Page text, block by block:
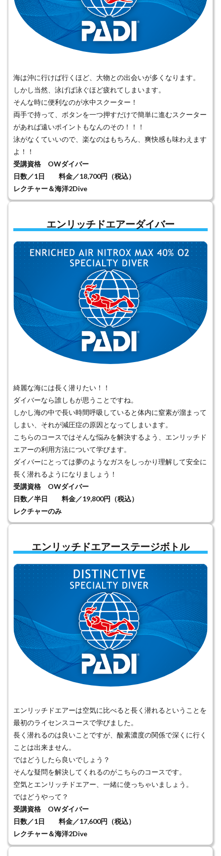
海は沖に行けば行くほど、大物との出会いが多くなります。
しかし当然、泳げば泳ぐほど疲れてしまいます。
そんな時に便利なのが水中スクーター！
両手で持って、ボタンを一つ押すだけで簡単に進むスクーター
があれば遠いポイントもなんのその！！！
泳がなくていいので、楽なのはもちろん、爽快感も味わえます
よ！！
受講資格 OWダイバー
日数／1日 料金／18,700円（税込）
レクチャー＆海洋2Dive
エンリッチドエアーダイバー
綺麗な海には長く潜りたい！！
ダイバーなら誰しもが思うことですね。
しかし海の中で長い時間呼吸していると体内に窒素が溜まって
しまい、それが減圧症の原因となってしまいます。
こちらのコースではそんな悩みを解決するよう、エンリッチド
エアーの利用方法について学びます。
ダイバーにとっては夢のようなガスをしっかり理解して安全に
長く潜れるようになりましょう！
受講資格 OWダイバー
日数／半日 料金／19,800円（税込）
レクチャーのみ
エンリッチドエアーステージボトル
エンリッチドエアーは空気に比べると長く潜れるということを
最初のライセンスコースで学びました。
長く潜れるのは良いことですが、酸素濃度の関係で深くに行く
ことは出来ません。
ではどうしたら良いでしょう？
そんな疑問を解決してくれるのがこちらのコースです。
空気とエンリッチドエアー、一緒に使っちゃいましょう。
ではどうやって？
受講資格 OWダイバー
日数／1日 料金／17,600円（税込）
レクチャー＆海洋2Dive